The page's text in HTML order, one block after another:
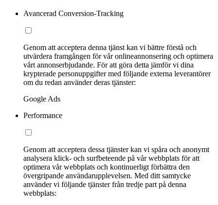
Avancerad Conversion-Tracking
Genom att acceptera denna tjänst kan vi bättre förstå och
utvärdera framgången för vår onlineannonsering och optimera
vårt annonserbjudande. För att göra detta jämför vi dina
krypterade personuppgifter med följande externa leverantörer
om du redan använder deras tjänster:
Google Ads
Performance
Genom att acceptera dessa tjänster kan vi spåra och anonymt
analysera klick- och surfbeteende på vår webbplats för att
optimera vår webbplats och kontinuerligt förbättra den
övergripande användarupplevelsen. Med ditt samtycke
använder vi följande tjänster från tredje part på denna
webbplats: